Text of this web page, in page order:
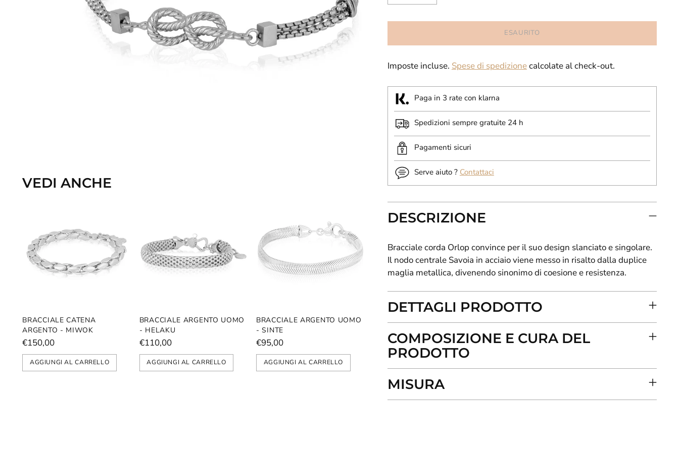
VEDI ANCHE
BRACCIALE CATENA
ARGENTO - MIWOK
€150,00
AGGIUNGI AL CARRELLO
BRACCIALE ARGENTO UOMO
- HELAKU
€110,00
AGGIUNGI AL CARRELLO
BRACCIALE ARGENTO UOMO
- SINTE
€95,00
AGGIUNGI AL CARRELLO
ESAURITO
Imposte incluse. Spese di spedizionecalcolate al check-out.
Paga in 3 rate con klarna
Spedizioni sempre gratuite 24 h
Pagamenti sicuri
Serve aiuto ? Contattaci
DESCRIZIONE
Bracciale corda Orlop convince per il suo design slanciato e singolare.
Il nodo centrale Savoia in acciaio viene messo in risalto dalla duplice
maglia metallica, divenendo sinonimo di coesione e resistenza.
DETTAGLI PRODOTTO
COMPOSIZIONE E CURA DEL
PRODOTTO
MISURA